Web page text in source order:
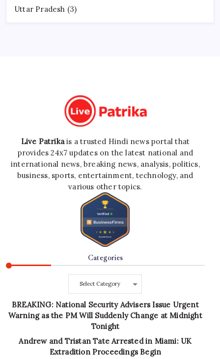
Uttar Pradesh (3)
Live Patrikais a trusted Hindi news portal that
provides 24x7 updates on the latest national and
international news, breaking news, analysis, politics,
business, sports, entertainment, technology, and
various other topics.
Categories
Categories
BREAKING: National Security Advisers Issue Urgent
Warning as the PM Will Suddenly Change at Midnight
Tonight
Andrew and Tristan Tate Arrested in Miami: UK
Extradition Proceedings Begin